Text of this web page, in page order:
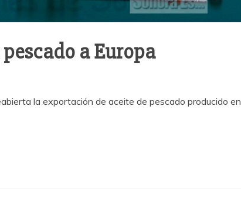
a Europa
la exportación de aceite de pescado producido en